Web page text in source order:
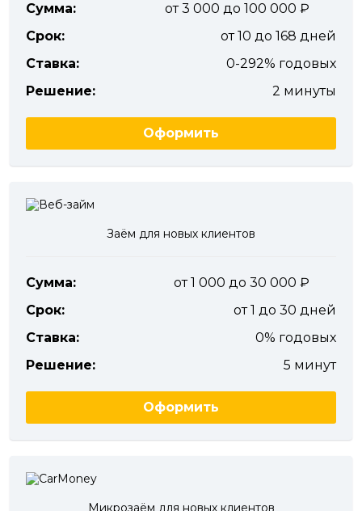
Сумма:
от 3 000 до 100 000
Срок:
от 10 до 168 дней
Ставка:
0-292% годовых
Решение:
2 минуты
Оформить
Заём для новых клиентов
Сумма:
от 1 000 до 30 000
Срок:
от 1 до 30 дней
Ставка:
0% годовых
Решение:
5 минут
Оформить
Микрозаём для новых клиентов